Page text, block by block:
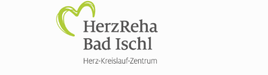
Das sind wir